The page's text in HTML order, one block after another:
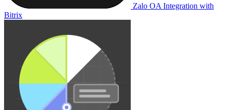
Zalo OA Integration with
Bitrix